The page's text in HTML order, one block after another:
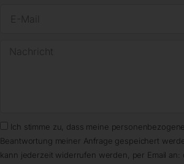
Ich stimme zu, dass meine
Beantwortung meiner Anfrage gespeichert
kann jederzeit widerrufen werden, per Email an: